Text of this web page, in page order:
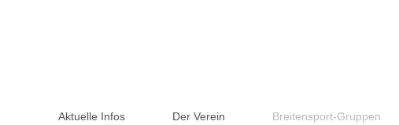
Aktuelle Infos Der Verein Breitensport-Gruppen